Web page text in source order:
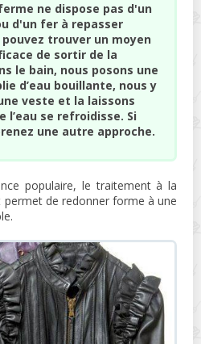
ne dispose pas d'un
d'un fer à repasser
trouver un moyen
de sortir de la
le bain, nous posons une
d’eau bouillante, nous y
veste et la laissons
l’eau se refroidisse. Si
une autre approche.
populaire, le traitement à la
de redonner forme à une